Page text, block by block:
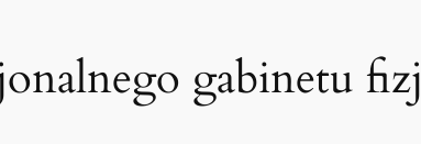
gabinetu